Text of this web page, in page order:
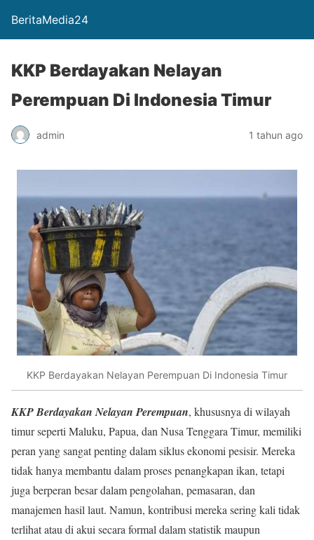
BeritaMedia24
KKP Berdayakan Nelayan
Perempuan Di Indonesia Timur
admin 1 tahun ago
KKP Berdayakan Nelayan Perempuan Di Indonesia Timur
KKP Berdayakan Nelayan Perempuan, khususnya di wilayah
timur seperti Maluku, Papua, dan Nusa Tenggara Timur, memiliki
peran yang sangat penting dalam siklus ekonomi pesisir. Mereka
tidak hanya membantu dalam proses penangkapan ikan, tetapi
juga berperan besar dalam pengolahan, pemasaran, dan
manajemen hasil laut. Namun, kontribusi mereka sering kali tidak
terlihat atau di akui secara formal dalam statistik maupun